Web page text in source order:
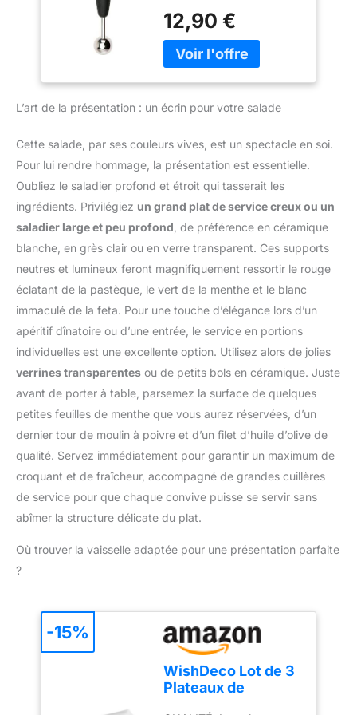
confortable pour être
maniée facilement Cette
cuillère à melon fait partie
d’une grande gamme
d’ustensiles de cuisine
de haute qualité, pour
cuisiner comme un chef
lavable au lave-vaisselle
et garantie 25 ans : vous
pourrez compter sur elle
pendant des années
embouts en acier
inoxydable robustes et
tranchants, parfaits pour
et autres préparations,
toucher UTILISATION : la
petite cuillère de cet
ustensile de cuisine
(25,4 mm) est idéale
pour les fraises, les
poires, les tomates et
pour enlever les graines
la grande (31,75 mm) est
parfaite pour les salades
de fruits et boules de
glace ERGONOMIE : le
ce coupe-fruit est
confortable et permet
une bonne prise en main.
Séparez facilement le
fruit sans percer la peau
les graines de vos
légumes avec ce gadget
de cuisine ENTRETIEN :
vous pouvez passer
votre cuillère à melon
OXO au lave-vaisselle
rencontrez un problème
avec votre accessoire de
cuisine OXO, contactez-
nous pour le réparer ou
le remplacer. Nous
sommes ravis de tirer les
12,90 €
L’art de la présentation : un écrin pour votre salade
Cette salade, par ses couleurs vives, est un spectacle en soi.
Pour lui rendre hommage, la présentation est essentielle.
Oubliez le saladier profond et étroit qui tasserait les
ingrédients. Privilégiez un grand plat de service creux ou un
saladier large et peu profond , de préférence en céramique
blanche, en grès clair ou en verre transparent. Ces supports
neutres et lumineux feront magnifiquement ressortir le rouge
éclatant de la pastèque, le vert de la menthe et le blanc
immaculé de la feta. Pour une touche d’élégance lors d’un
apéritif dînatoire ou d’une entrée, le service en portions
individuelles est une excellente option. Utilisez alors de jolies
verrines transparentes ou de petits bols en céramique. Juste
avant de porter à table, parsemez la surface de quelques
petites feuilles de menthe que vous aurez réservées, d’un
dernier tour de moulin à poivre et d’un filet d’huile d’olive de
qualité. Servez immédiatement pour garantir un maximum de
croquant et de fraîcheur, accompagné de grandes cuillères
de service pour que chaque convive puisse se servir sans
abîmer la structure délicate du plat.
Où trouver la vaisselle adaptée pour une présentation parfaite
?
WishDeco Lot de 3
Plateaux de
-15%